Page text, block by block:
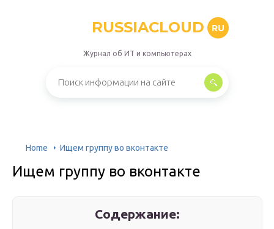
RUSSIACLOUD RU
Журнал об ИТ и компьютерах
Home Ищем группу во вконтакте
Ищем группу во вконтакте
Содержание: